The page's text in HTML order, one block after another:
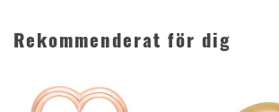
Rekommenderat för dig